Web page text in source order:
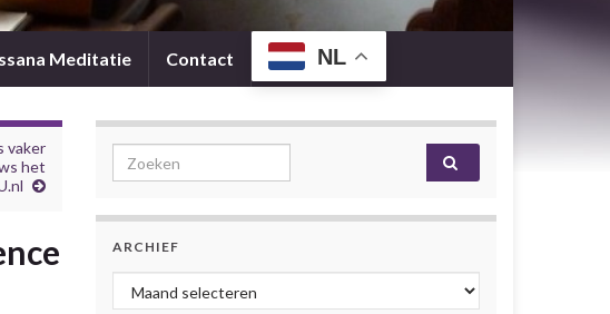
Meditatie Contact NL
vaker
het
Search for:
ARCHIEF
Archief